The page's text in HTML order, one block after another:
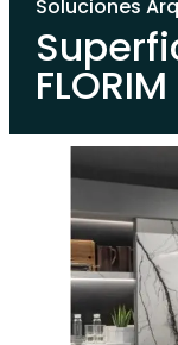
Soluciones